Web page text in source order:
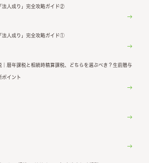
法人成り」完全攻略ガイド②
法人成り」完全攻略ガイド①
｜暦年課税と相続時精算課税、どちらを選ぶべき？生前贈与
ポイント